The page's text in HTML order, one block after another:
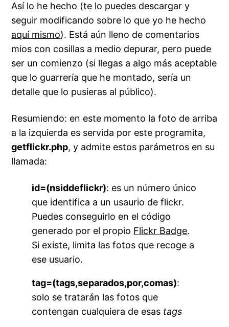
Así lo he hecho (te lo puedes descargar y
seguir modificando sobre lo que yo he hecho
aquí mismo). Está aún lleno de comentarios
mios con cosillas a medio depurar, pero puede
ser un comienzo (si llegas a algo más aceptable
que lo guarrería que he montado, sería un
detalle que lo pusieras al público).
Resumiendo: en este momento la foto de arriba
a la izquierda es servida por este programita,
getflickr.php, y admite estos parámetros en su
llamada:
id=(nsiddeflickr): es un número único
que identifica a un usaurio de flickr.
Puedes conseguirlo en el código
generado por el propio Flickr Badge.
Si existe, limita las fotos que recoge a
ese usuario.
tag=(tags,separados,por,comas):
solo se tratarán las fotos que
contengan cualquiera de esas tags